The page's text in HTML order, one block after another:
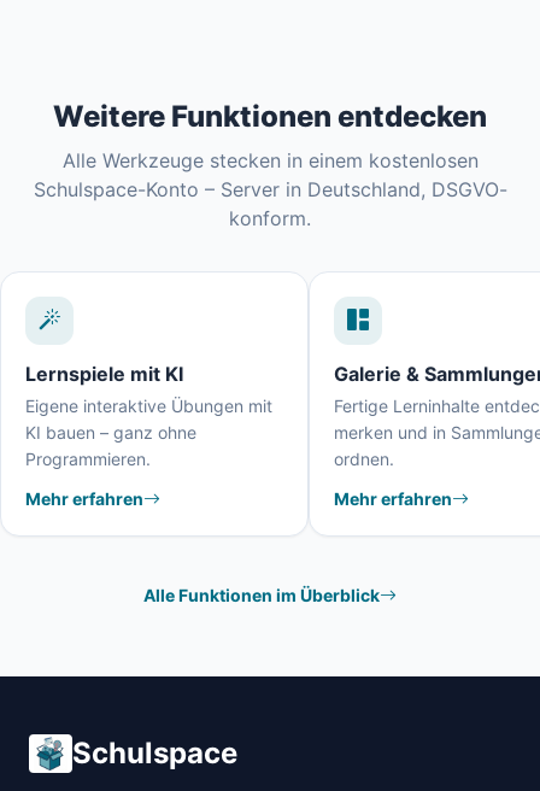
Weitere Funktionen entdecken
Alle Werkzeuge stecken in einem kostenlosen
Schulspace-Konto – Server in Deutschland, DSGVO-
konform.
Lernspiele mit KI
Eigene interaktive Übungen mit
KI bauen – ganz ohne
Programmieren.
Mehr erfahren
Galerie &
Fertige Lerninhalte
merken und in
ordnen.
Mehr erfahren
Alle Funktionen im Überblick
Schulspace